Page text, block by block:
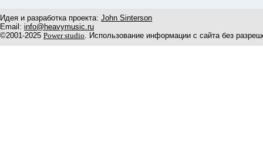
Идея и разработка проекта: John Sinterson
Email: info@heavymusic.ru
©2001-2025 Power studio. Использование информации с сайта без